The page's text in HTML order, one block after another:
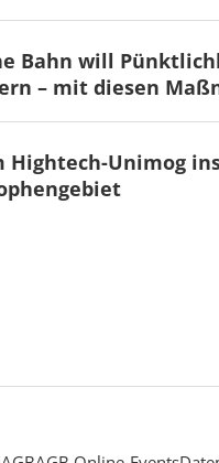
Bahn will
– mit diesen
Hightech-Unimog